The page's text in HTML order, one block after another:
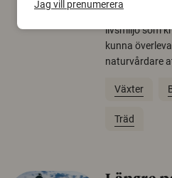
allt färre. Nu
livsmiljö som
kunna
naturvårdare
Växter
Träd
Jag vill prenumerera